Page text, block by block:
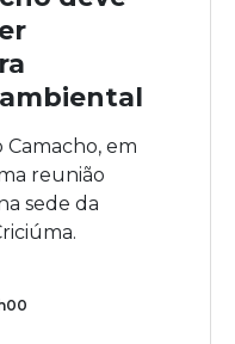
Camacho, em
reunião
sede da